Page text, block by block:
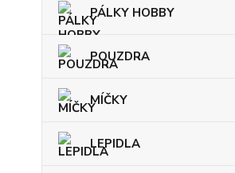
PÁLKY HOBBY
POUZDRA
MÍČKY
LEPIDLA